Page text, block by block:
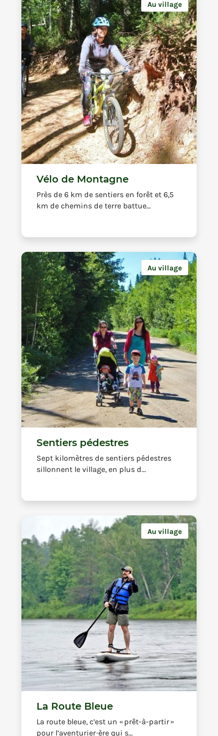
Au village
Vélo de Montagne
Près de 6 km de sentiers en forêt et 6,5
km de chemins de terre battue...
Au village
Sentiers pédestres
Sept kilomètres de sentiers pédestres
sillonnent le village, en plus d...
Au village
La Route Bleue
La route bleue, c’est un « prêt-à-partir »
pour l’aventurier·ère qui s...